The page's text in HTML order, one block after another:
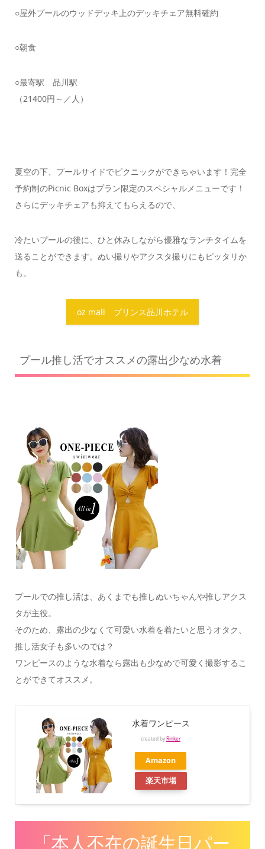
○屋外プールのウッドデッキ上のデッキチェア無料確約
○朝食
○最寄駅 品川駅
（21400円～／人）
夏空の下、プールサイドでピクニックができちゃいます！完全
予約制のPicnic Boxはプラン限定のスペシャルメニューです！
さらにデッキチェアも抑えてもらえるので、
冷たいプールの後に、ひと休みしながら優雅なランチタイムを
送ることができます。ぬい撮りやアクスタ撮りにもピッタリか
も。
oz mall プリンス品川ホテル
プール推し活でオススメの露出少なめ水着
プールでの推し活は、あくまでも推しぬいちゃんや推しアクス
タが主役。
そのため、露出の少なくて可愛い水着を着たいと思うオタク、
推し活女子も多いのでは？
ワンピースのような水着なら露出も少なめで可愛く撮影するこ
とができてオススメ。
水着ワンピース
created byRinker
Amazon
楽天市場
「本人不在の誕生日パー